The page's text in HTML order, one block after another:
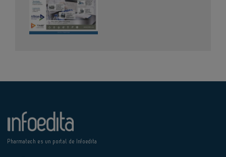
Pharmatech es un portal de Infoedita